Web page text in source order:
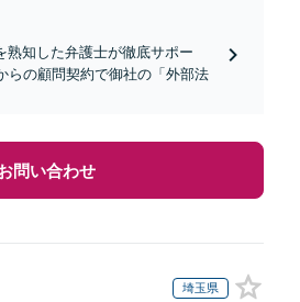
熟知した弁護士が徹底サポー
らの顧問契約で御社の「外部法
問い合わせ
埼玉県